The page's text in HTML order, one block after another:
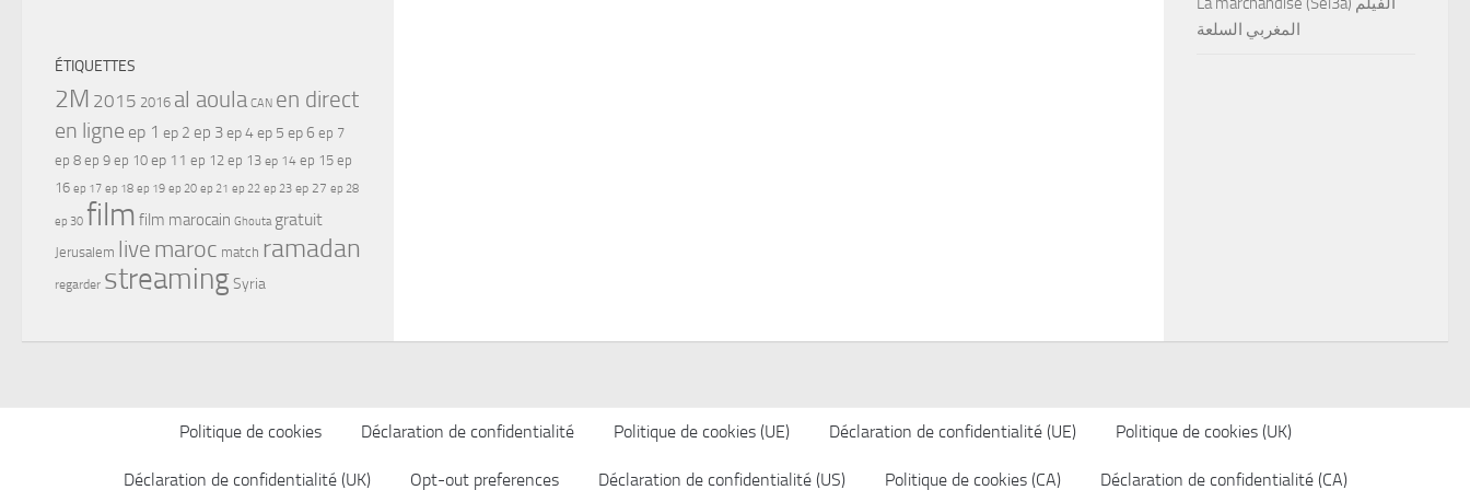
ÉTIQUETTES
2M 2015 2016 al aoula CAN en direct
en ligne ep 1 ep 2 ep 3ep 4ep 5 ep 6 ep 7
ep 8 ep 9 ep 10 ep 11 ep 12 ep 13 ep 14 ep 15 ep
16 ep 17 ep 18 ep 19 ep 20 ep 21 ep 22 ep 23 ep 27 ep 28
ep 30 film film marocain Ghouta gratuit
Jerusalem live maroc match ramadan
regarder streamingSyria
المغربي السلعة
Politique de cookies Déclaration de confidentialité Politique de cookies (UE) Déclaration de confidentialité (UE) Politique de cookies (UK)
Déclaration de confidentialité (UK) Opt-out preferences Déclaration de confidentialité (US) Politique de cookies (CA) Déclaration de confidentialité (CA)